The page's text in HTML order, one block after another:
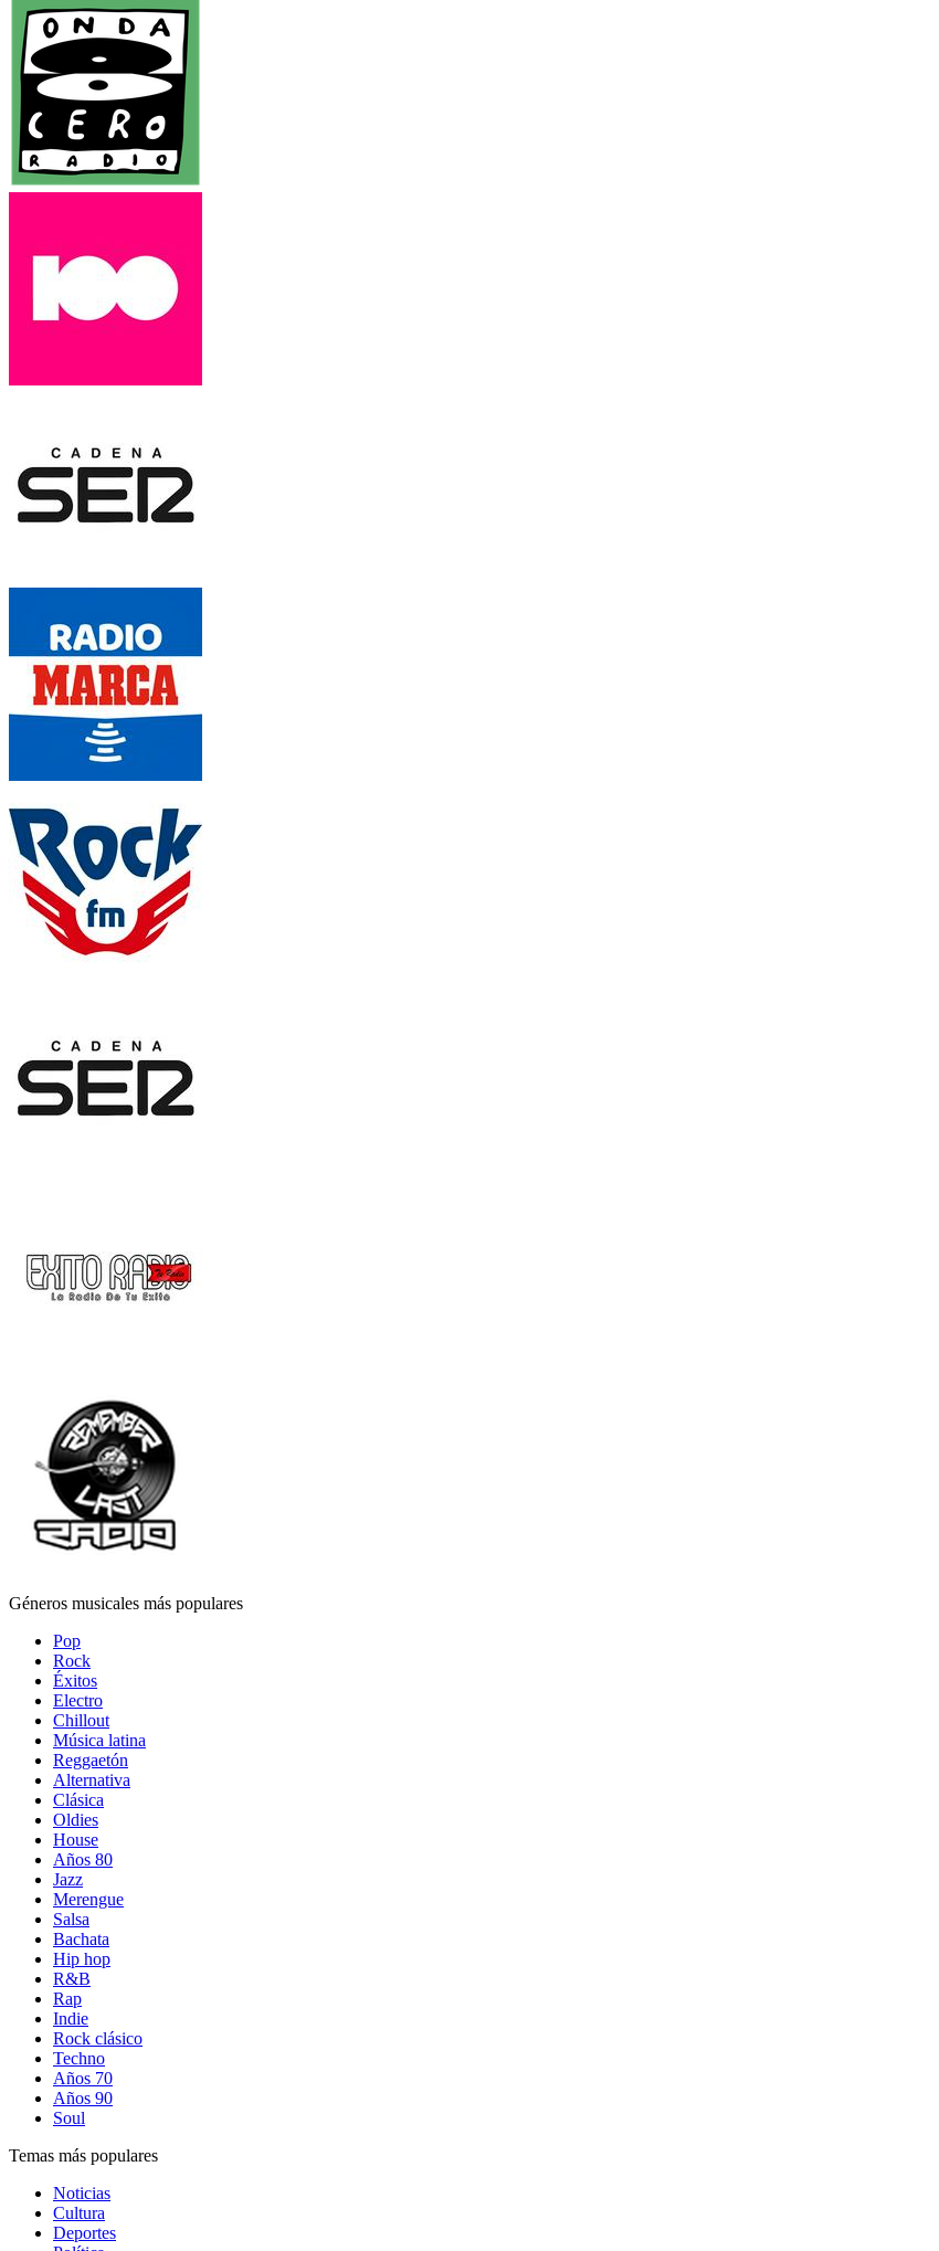
Géneros musicales más populares
Pop
Rock
Éxitos
Electro
Chillout
Música latina
Reggaetón
Alternativa
Clásica
Oldies
House
Años 80
Jazz
Merengue
Salsa
Bachata
Hip hop
R&B
Rap
Indie
Rock clásico
Techno
Años 70
Años 90
Soul
Temas más populares
Noticias
Cultura
Deportes